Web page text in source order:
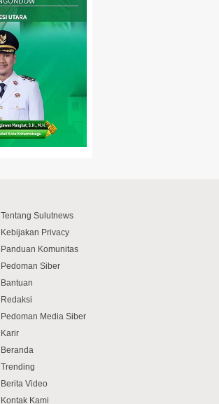
Tentang Sulutnews
Kebijakan Privacy
Panduan Komunitas
Pedoman Siber
Bantuan
Redaksi
Pedoman Media Siber
Karir
Beranda
Trending
Berita Video
Kontak Kami